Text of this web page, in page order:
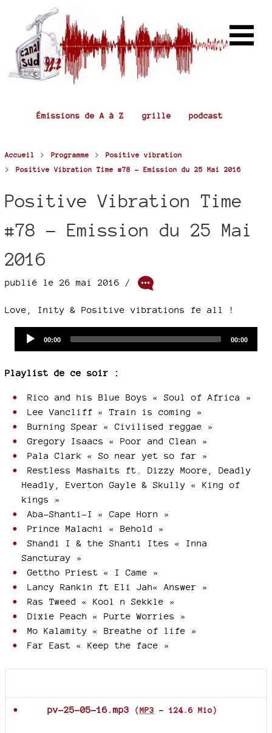
Émissions de A à Z grille podcast
Accueil > Programme > Positive vibration
> Positive Vibration Time #78 - Emission du 25 Mai 2016
Positive Vibration Time
#78 - Emission du 25 Mai
2016
publié le 26 mai 2016 /
Love, Inity & Positive vibrations fe all !
Current
00:00
Total
00:00
Playlist de ce soir :
Rico and his Blue Boys « Soul of Africa »
Lee Vancliff « Train is coming »
Burning Spear « Civilised reggae »
Gregory Isaacs « Poor and Clean »
Pala Clark « So near yet so far »
Restless Mashaits ft. Dizzy Moore, Deadly
Headly, Everton Gayle & Skully « King of
kings »
Aba-Shanti-I « Cape Horn »
Prince Malachi « Behold »
Shandi I & the Shanti Ites « Inna
Sancturay »
Gettho Priest « I Came »
Lancy Rankin ft Eli Jah« Answer »
Ras Tweed « Kool n Sekkle »
Dixie Peach « Purte Worries »
Mo Kalamity « Breathe of life »
Far East « Keep the face »
pv-25-05-16.mp3 (MP3 - 124.6 Mio)